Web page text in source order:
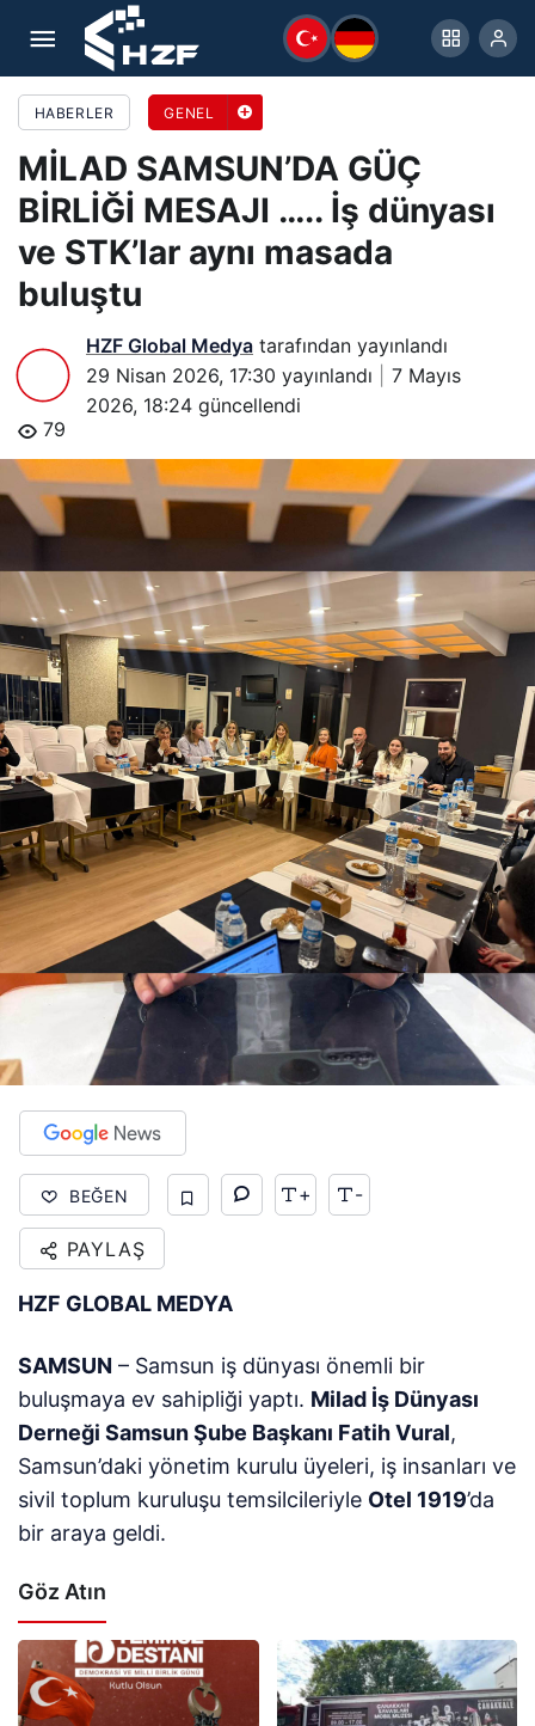
HABERLER GENEL
MİLAD SAMSUN’DA GÜÇ
BİRLİĞİ MESAJI ….. İş dünyası
ve STK’lar aynı masada
buluştu
HZF Global Medya tarafından yayınlandı
29 Nisan 2026, 17:30 yayınlandı
7 Mayıs
2026, 18:24 güncellendi
79
BEĞEN + -
PAYLAŞ
HZF GLOBAL MEDYA
SAMSUN – Samsun iş dünyası önemli bir
buluşmaya ev sahipliği yaptı. Milad İş Dünyası
Derneği Samsun Şube Başkanı Fatih Vural,
Samsun’daki yönetim kurulu üyeleri, iş insanları ve
sivil toplum kuruluşu temsilcileriyle Otel 1919’da
bir araya geldi.
Göz Atın
MİLAD SAMSUN’DA GÜÇ BİRLİĞİ MESAJI ….. İş
dünyası ve STK’lar aynı masada buluştu